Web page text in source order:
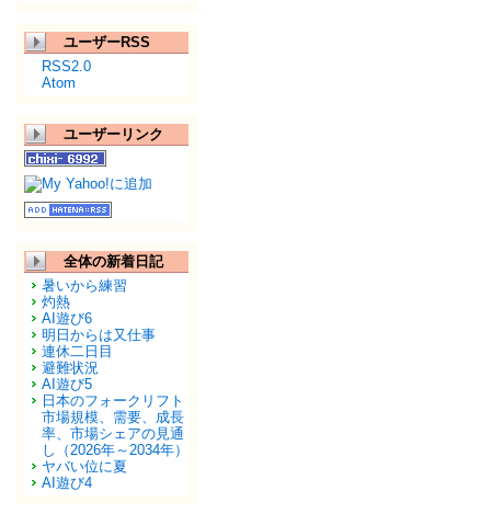
ユーザーRSS
RSS2.0
Atom
ユーザーリンク
全体の新着日記
暑いから練習
灼熱
AI遊び6
明日からは又仕事
連休二日目
避難状況
AI遊び5
日本のフォークリフト
市場規模、需要、成長
率、市場シェアの見通
し（2026年～2034年）
ヤバい位に夏
AI遊び4